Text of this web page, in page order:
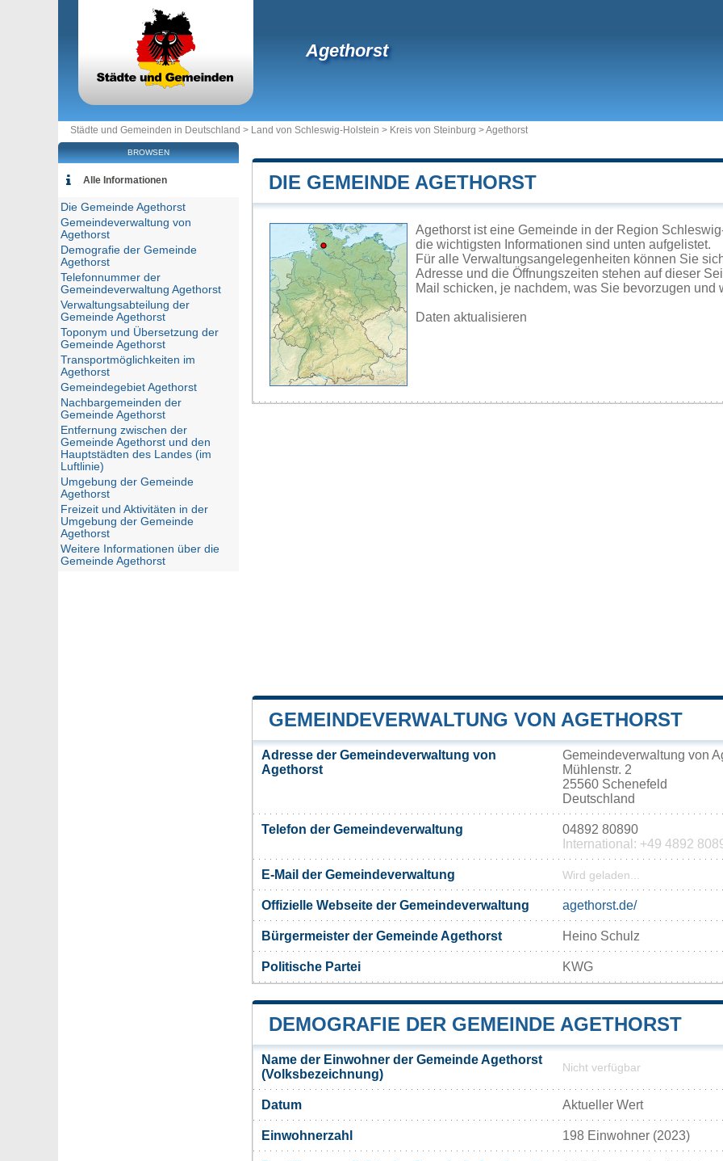
Agethorst
Städte und Gemeinden in Deutschland > Land von Schleswig-Holstein > Kreis von Steinburg >Agethorst
DIE GEMEINDE AGETHORST
Agethorst ist eine Gemeinde in der Region
die wichtigsten Informationen sind unten aufgelistet.
Für alle Verwaltungsangelegenheiten können Sie
Adresse und die Öffnungszeiten stehen auf dieser
Mail schicken, je nachdem, was Sie bevorzugen und
Daten aktualisieren
GEMEINDEVERWALTUNG VON AGETHORST
Adresse der Gemeindeverwaltung von
Agethorst
Gemeindeverwaltung von
Mühlenstr. 2
25560 Schenefeld
Deutschland
Telefon der Gemeindeverwaltung
04892 80890
International: +49 4892
E-Mail der Gemeindeverwaltung Wird geladen...
Offizielle Webseite der Gemeindeverwaltung agethorst.de/
Bürgermeister der Gemeinde Agethorst Heino Schulz
Politische Partei KWG
DEMOGRAFIE DER GEMEINDE AGETHORST
Name der Einwohner der Gemeinde Agethorst
(Volksbezeichnung)
Nicht verfügbar
Datum Aktueller Wert
Einwohnerzahl 198 Einwohner (2023)
BROWSEN
Alle Informationen
Die Gemeinde Agethorst
Gemeindeverwaltung von
Agethorst
Demografie der Gemeinde
Agethorst
Telefonnummer der
Gemeindeverwaltung Agethorst
Verwaltungsabteilung der
Gemeinde Agethorst
Toponym und Übersetzung der
Gemeinde Agethorst
Transportmöglichkeiten im
Agethorst
Gemeindegebiet Agethorst
Nachbargemeinden der
Gemeinde Agethorst
Entfernung zwischen der
Gemeinde Agethorst und den
Hauptstädten des Landes (im
Luftlinie)
Umgebung der Gemeinde
Agethorst
Freizeit und Aktivitäten in der
Umgebung der Gemeinde
Agethorst
Weitere Informationen über die
Gemeinde Agethorst